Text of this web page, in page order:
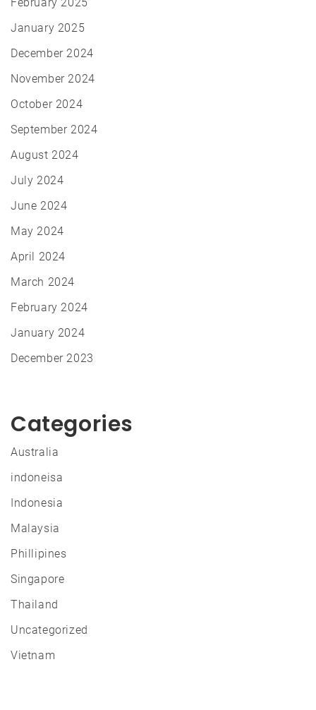
January 2025
December 2024
November 2024
October 2024
September 2024
August 2024
July 2024
June 2024
May 2024
April 2024
March 2024
February 2024
January 2024
December 2023
Categories
Australia
indoneisa
Indonesia
Malaysia
Phillipines
Singapore
Thailand
Uncategorized
Vietnam